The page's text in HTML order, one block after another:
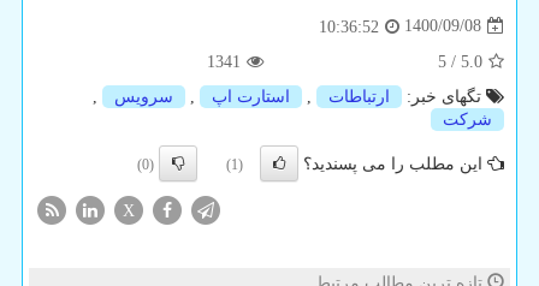
1400/09/08
10:36:52
5.0
/
5
1341
تگهای خبر:
ارتباطات , استارت اپ , سرویس
,
شركت
این مطلب را می پسندید؟ (1)
(0)
X